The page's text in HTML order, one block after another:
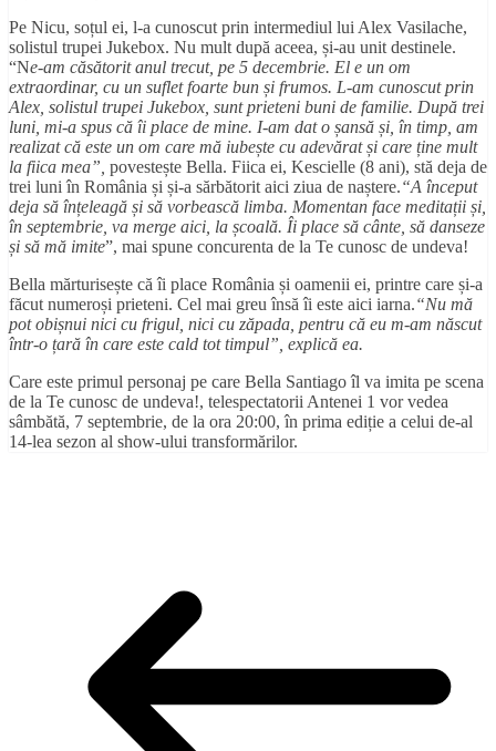
Pe Nicu, soțul ei, l-a cunoscut prin intermediul lui Alex Vasilache,
solistul trupei Jukebox. Nu mult după aceea, și-au unit destinele.
“Ne-am căsătorit anul trecut, pe 5 decembrie. El e un om
extraordinar, cu un suflet foarte bun și frumos. L-am cunoscut prin
Alex, solistul trupei Jukebox, sunt prieteni buni de familie. După trei
luni, mi-a spus că îi place de mine. I-am dat o șansă și, în timp, am
realizat că este un om care mă iubește cu adevăratși care ține mult
la fiica mea”, povestește Bella. Fiica ei, Kescielle (8 ani), stă deja de
trei luni în România și și-a sărbătorit aici ziua de naștere.“A început
deja să înțeleagă și să vorbească limba. Momentan face meditații și,
în septembrie, va merge aici, la școală. Îi place să cânte, să danseze
și să mă imite”, mai spune concurenta de la Te cunosc de undeva!
Bella mărturisește că îi place România și oamenii ei, printre care și-a
făcut numeroși prieteni. Cel mai greu însă îi este aici iarna.“Nu mă
pot obișnui nici cu frigul, nici cu zăpada, pentru că eu m-am născut
într-o țară în care este cald tot timpul”, explică ea.
Care este primul personaj pe care Bella Santiago îl va imita pe scena
de la Te cunosc de undeva!, telespectatorii Antenei 1 vor vedea
sâmbătă, 7 septembrie, de la ora 20:00, în prima ediție a celui de-al
14-lea sezon al show-ului transformărilor.